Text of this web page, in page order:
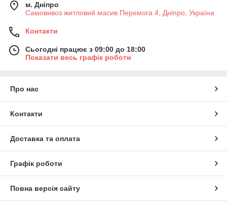
м. Дніпро
Самовивоз житловий масив Перемога 4, Дніпро, Україна
Контакти
Сьогодні працює з 09:00 до 18:00
Показати весь графік роботи
Про нас
Контакти
Доставка та оплата
Графік роботи
Повна версія сайту